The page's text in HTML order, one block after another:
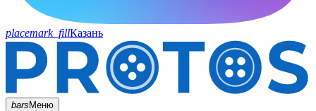
placemark_fillКазань
barsМеню